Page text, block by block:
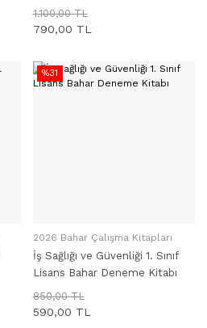
1.100,00 TL
790,00 TL
%31
SEPETE EKLE
2026 Bahar Çalışma Kitapları
İş Sağlığı ve Güvenliği 1. Sınıf
Lisans Bahar Deneme Kitabı
850,00 TL
590,00 TL